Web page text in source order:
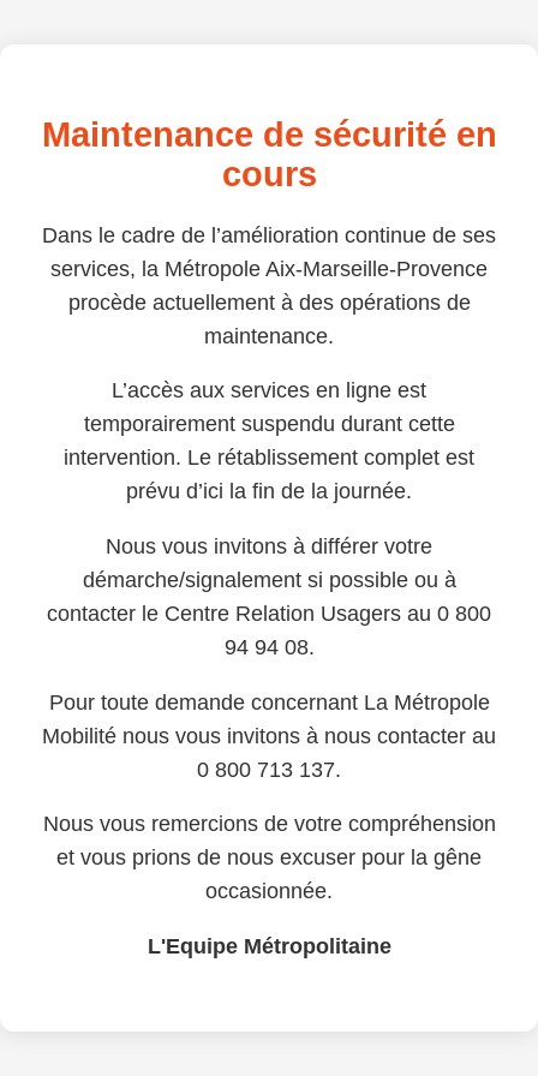
Maintenance de sécurité en
cours
Dans le cadre de l’amélioration continue de ses
services, la Métropole Aix-Marseille-Provence
procède actuellement à des opérations de
maintenance.
L’accès aux services en ligne est
temporairement suspendu durant cette
intervention. Le rétablissement complet est
prévu d’ici la fin de la journée.
Nous vous invitons à différer votre
démarche/signalement si possible ou à
contacter le Centre Relation Usagers au 0 800
94 94 08.
Pour toute demande concernant La Métropole
Mobilité nous vous invitons à nous contacter au
0 800 713 137.
Nous vous remercions de votre compréhension
et vous prions de nous excuser pour la gêne
occasionnée.
L'Equipe Métropolitaine